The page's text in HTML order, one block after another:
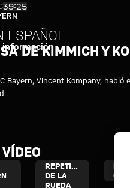
de prensa
información
39:25
ESPAÑOL
DE KIMMICH Y
Bayern, Vincent Kompany,
REPETICIÓN
DE LA
RUEDA
LIGA